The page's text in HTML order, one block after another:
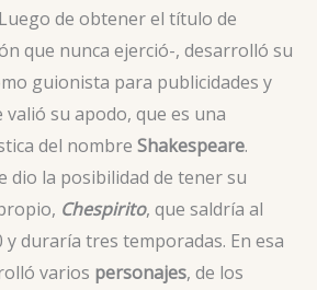
de obtener el título de
que nunca ejerció-, desarrolló su
guionista para publicidades y
su apodo, que es una
del nombre Shakespeare.
dio la posibilidad de tener su
Chespirito, que saldría al
y duraría tres temporadas. En esa
varios personajes, de los